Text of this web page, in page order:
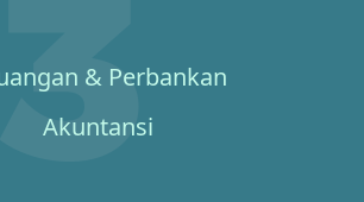
& Perbankan
Akuntansi